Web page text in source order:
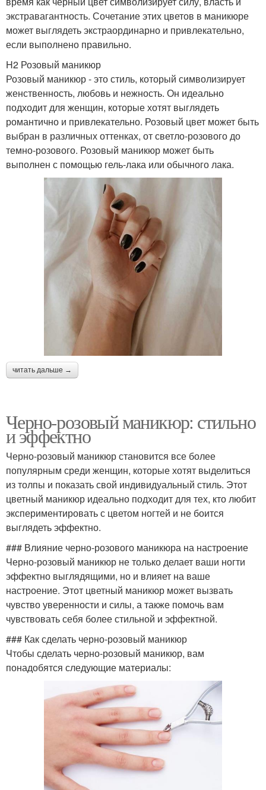
экстравагантность. Сочетание этих цветов в маникюре
может выглядеть экстраординарно и привлекательно,
если выполнено правильно.
H2 Розовый маникюр
Розовый маникюр - это стиль, который символизирует
женственность, любовь и нежность. Он идеально
подходит для женщин, которые хотят выглядеть
романтично и привлекательно. Розовый цвет может быть
выбран в различных оттенках, от светло-розового до
темно-розового. Розовый маникюр может быть
выполнен с помощью гель-лака или обычного лака.
читать дальше →
Черно-розовый маникюр: стильно
и эффектно
Черно-розовый маникюр становится все более
популярным среди женщин, которые хотят выделиться
из толпы и показать свой индивидуальный стиль. Этот
цветный маникюр идеально подходит для тех, кто любит
экспериментировать с цветом ногтей и не боится
выглядеть эффектно.
### Влияние черно-розового маникюра на настроение
Черно-розовый маникюр не только делает ваши ногти
эффектно выглядящими, но и влияет на ваше
настроение. Этот цветный маникюр может вызвать
чувство уверенности и силы, а также помочь вам
чувствовать себя более стильной и эффектной.
### Как сделать черно-розовый маникюр
Чтобы сделать черно-розовый маникюр, вам
понадобятся следующие материалы: